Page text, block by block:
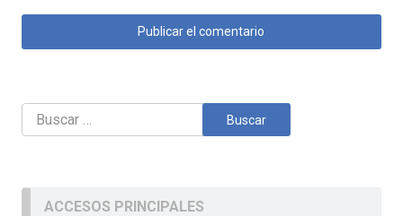
Buscar:
ACCESOS PRINCIPALES